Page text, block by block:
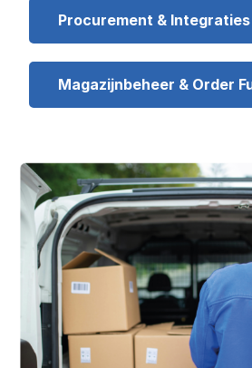
Procurement & Integraties
Magazijnbeheer & Order